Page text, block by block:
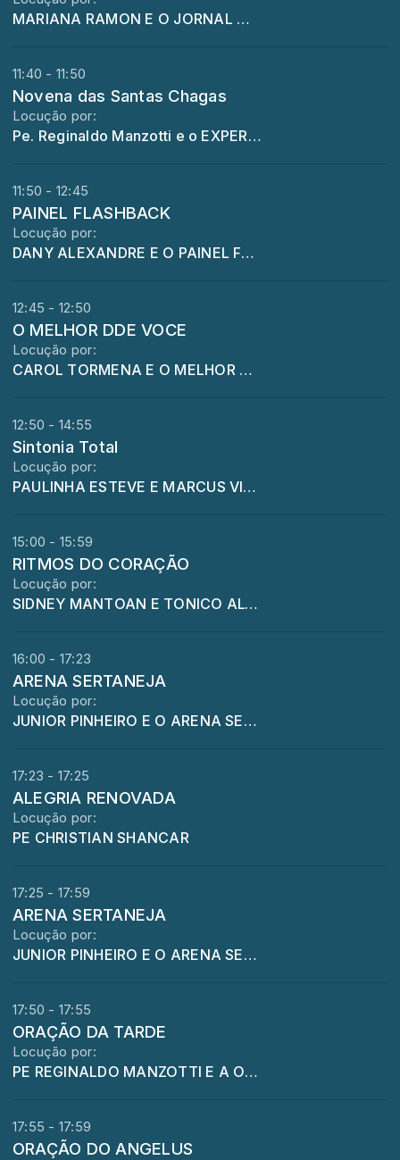
MARIANA RAMON E O JORNAL MT NO AR
11:40 - 11:50
Novena das Santas Chagas
Locução por:
Pe. Reginaldo Manzotti e o EXPERIENCIA DE DEUS
11:50 - 12:45
PAINEL FLASHBACK
Locução por:
DANY ALEXANDRE E O PAINEL FLACHBACK
12:45 - 12:50
O MELHOR DDE VOCE
Locução por:
CAROL TORMENA E O MELHOR DE VOCE
12:50 - 14:55
Sintonia Total
Locução por:
PAULINHA ESTEVE E MARCUS VINICIUS E O SINTONIA TOTAL
15:00 - 15:59
RITMOS DO CORAÇÃO
Locução por:
SIDNEY MANTOAN E TONICO ALVES
16:00 - 17:23
ARENA SERTANEJA
Locução por:
JUNIOR PINHEIRO E O ARENA SERTANEJA
17:23 - 17:25
ALEGRIA RENOVADA
Locução por:
PE CHRISTIAN SHANCAR
17:25 - 17:59
ARENA SERTANEJA
Locução por:
JUNIOR PINHEIRO E O ARENA SERTANEJA
17:50 - 17:55
ORAÇÃO DA TARDE
Locução por:
PE REGINALDO MANZOTTI E A ORAÇÃO DA TARDE
17:55 - 17:59
ORAÇÃO DO ANGELUS